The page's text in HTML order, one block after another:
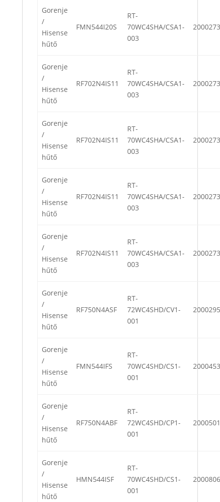
Gorenje
/
Hisense
hűtő
FMN544I20S
RT-
70WC4SHA/CSA1-
003
Gorenje
/
Hisense
hűtő
RF702N4IS11
RT-
70WC4SHA/CSA1-
003
Gorenje
/
Hisense
hűtő
RF702N4IS11
RT-
70WC4SHA/CSA1-
003
Gorenje
/
Hisense
hűtő
RF702N4IS11
RT-
70WC4SHA/CSA1-
003
Gorenje
/
Hisense
hűtő
RF702N4IS11
RT-
70WC4SHA/CSA1-
003
Gorenje
/
Hisense
hűtő
RF750N4ASF
RT-
72WC4SHD/CV1-
001
Gorenje
/
Hisense
hűtő
FMN544IFS
RT-
70WC4SHD/CS1-
001
Gorenje
/
Hisense
hűtő
RF750N4ABF
RT-
72WC4SHD/CP1-
001
Gorenje
/
Hisense
hűtő
HMN544ISF
RT-
70WC4SHD/CS1-
001